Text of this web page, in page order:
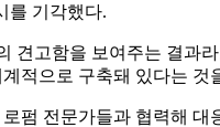
를 기각했다.
고함을 보여주는 결과
적으로 구축돼 있다는 것
펌 전문가들과 협력해